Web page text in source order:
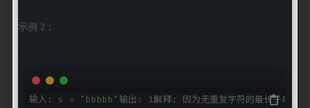
示例 2：
输入: s = "bbbbb" 输出: 1解释: 因为无重复字符的最长子串是